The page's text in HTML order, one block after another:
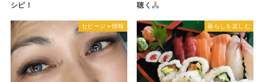
シピ！
聴く
セビージャ情報 暮らしを楽しむ